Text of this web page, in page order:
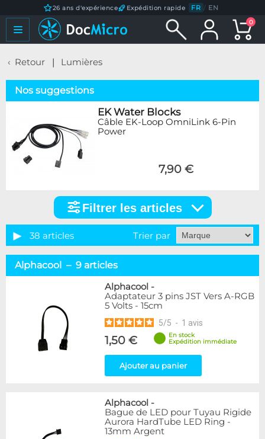
26 ans d'expérience Expédition rapide FR / EN
0
Retour Lumières
Nos suggestions
EK Water Blocks
Câble EK-Loop OmniLink 6-Pin
Power
7,90 €
articles
Marque
Alphacool
4
3
EK Water Blocks
15
Lamptron
4
Phobya
2
1
Disponibilité / Promotions
Filtrer les articles
38 articles Trier par
Alphacool – 9 articles
Alphacool -
Adaptateur 3 pins JST Vers A-RGB
5 Volts - 15cm
5/5 - 1 avis
1,50 €
En stock
Expédition immédiate
Ajouter au panier
Alphacool -
Bague de LED pour Tuyau Rigide
Aurora HardTube LED Ring -
13mm Argent